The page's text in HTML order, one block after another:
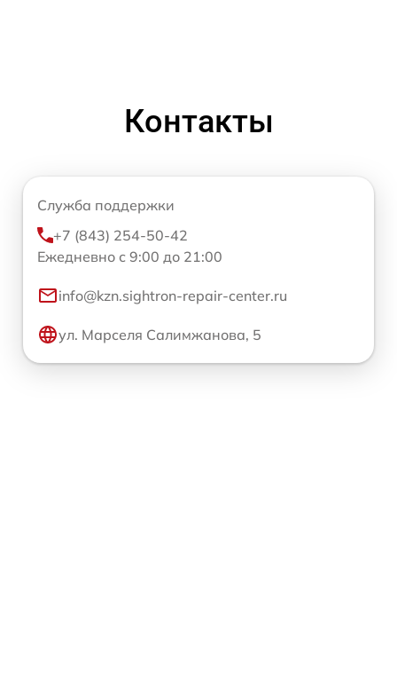
Контакты
Служба поддержки
+7 (843) 254-50-42
Ежедневно с 9:00 до 21:00
info@kzn.sightron-repair-center.ru
ул. Марселя Салимжанова, 5